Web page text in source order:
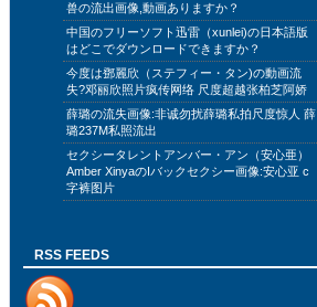
兽の流出画像,動画ありますか？
中国のフリーソフト迅雷（xunlei)の日本語版
はどこでダウンロードできますか？
今度は鄧麗欣（ステフィー・タン)の動画流
失?邓丽欣照片疯传网络 尺度超越张柏芝阿娇
薛璐の流失画像:非诚勿扰薛璐私拍尺度惊人 薛
璐237M私照流出
セクシータレントアンバー・アン（安心亜）
Amber XinyaのIバックセクシー画像:安心亚 c
字裤图片
RSS FEEDS